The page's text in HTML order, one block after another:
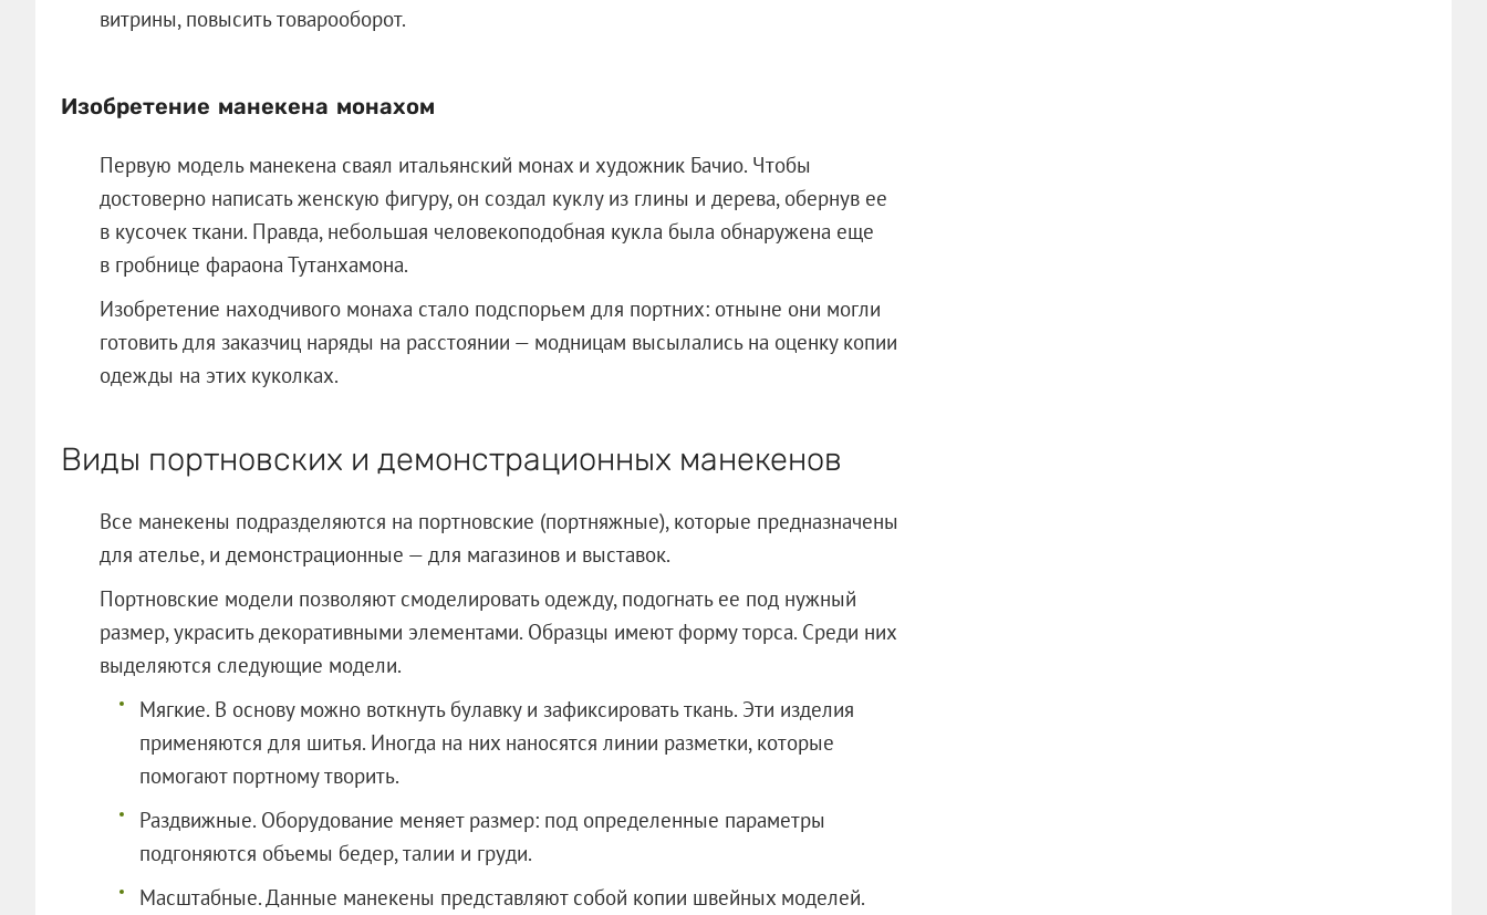
витрины, повысить товарооборот.
Изобретение манекена монахом
Первую модель манекена сваял итальянский монах и художник Бачио. Чтобы
достоверно написать женскую фигуру, он создал куклу из глины и дерева, обернув ее
в кусочек ткани. Правда, небольшая человекоподобная кукла была обнаружена еще
в гробнице фараона Тутанхамона.
Изобретение находчивого монаха стало подспорьем для портних: отныне они могли
готовить для заказчиц наряды на расстоянии — модницам высылались на оценку копии
одежды на этих куколках.
Виды портновских и демонстрационных манекенов
Все манекены подразделяются на портновские (портняжные), которые предназначены
для ателье, и демонстрационные — для магазинов и выставок.
Портновские модели позволяют смоделировать одежду, подогнать ее под нужный
размер, украсить декоративными элементами. Образцы имеют форму торса. Среди них
выделяются следующие модели.
Мягкие. В основу можно воткнуть булавку и зафиксировать ткань. Эти изделия
применяются для шитья. Иногда на них наносятся линии разметки, которые
помогают портному творить.
Раздвижные. Оборудование меняет размер: под определенные параметры
подгоняются объемы бедер, талии и груди.
Масштабные. Данные манекены представляют собой копии швейных моделей.